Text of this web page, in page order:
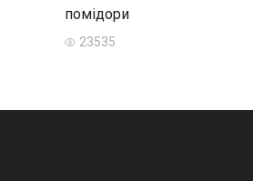
помідори
23535